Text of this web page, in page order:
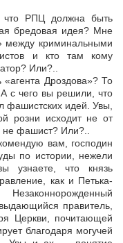
что РПЦ должна быть
бредовая идея? Мне
между криминальными
и кто там кому
Или?..
Дроздова»? То
с чего вы решили, что
фашистских идей. Увы,
розни исходит не от
не фашист? Или?..
вам, господин
по истории, нежели
узнаете, что князь
как и Петька-
правитель,
Церкви, почитающей
благодаря могучей